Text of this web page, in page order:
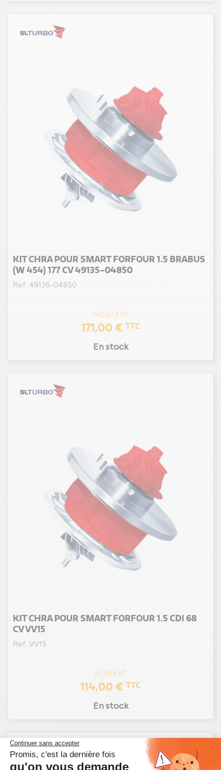
KIT CHRA POUR SMART FORFOUR 1.5 BRABUS
(W 454) 177 CV 49135-04850
Ref. 49135-04850
142,50 € HT
171,00 € TTC
En stock
KIT CHRA POUR SMART FORFOUR 1.5 CDI 68
CV VV15
Ref. VV15
95,00 € HT
114,00 € TTC
En stock